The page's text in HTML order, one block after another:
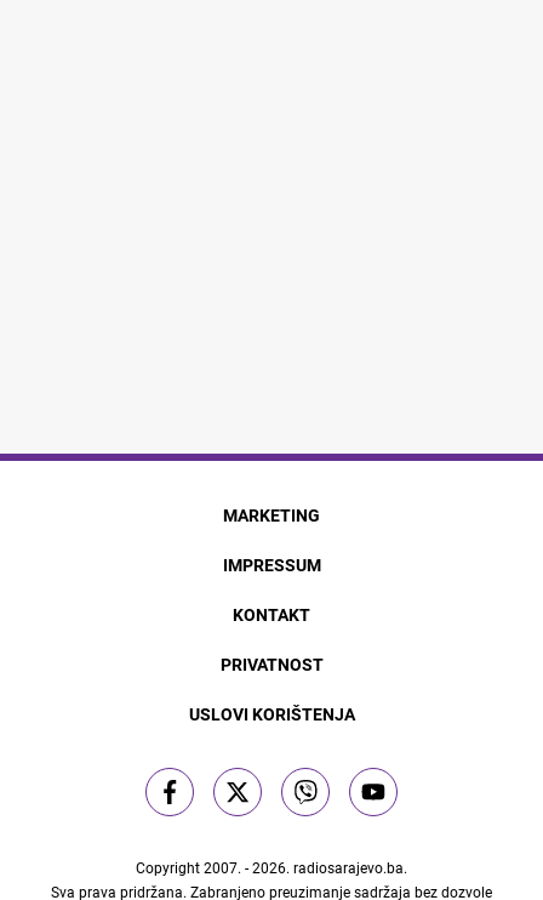
MARKETING
IMPRESSUM
KONTAKT
PRIVATNOST
USLOVI KORIŠTENJA
Copyright 2007. - 2026. radiosarajevo.ba.
Sva prava pridržana. Zabranjeno preuzimanje sadržaja bez dozvole